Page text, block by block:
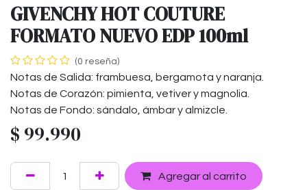
GIVENCHY HOT COUTURE
FORMATO NUEVO EDP 100ml
(0 reseña)
Notas de Salida: frambuesa, bergamota y naranja.
Notas de Corazón: pimienta, vetiver y magnolia.
Notas de Fondo: sándalo, ámbar y almizcle.
$ 99.990
Agregar al carrito